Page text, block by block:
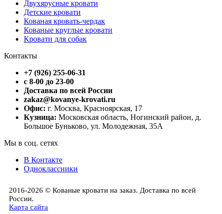
Двухярусные кровати
Детские кровати
Кованая кровать-чердак
Кованые круглые кровати
Кровати для собак
Контакты
+7 (926) 255-06-31
с 8-00 до 23-00
Доставка по всей России
zakaz@kovanye-krovati.ru
Офис: г. Москва, Красноярская, 17
Кузница: Московская область, Ногинский район, д.
Большое Буньково, ул. Молодежная, 35А
Мы в соц. сетях
В Контакте
Одноклассники
2016-2026 © Кованые кровати на заказ. Доставка по всей
России.
Карта сайта